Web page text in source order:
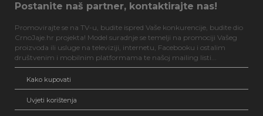
Postanite naš partner, kontaktirajte nas!
Promovirajte se na TV-u, budite ispred Vaše konkurencije, budite dio
CrnoJaje.hr projekta! Model suradnje se temelji na promociji Vašeg
proizvoda ili usluge na televiziji, internetu, Facebooku i ostalim
društvenim i mobilnim platformama te našoj mailing listi...
Kako kupovati
Uvjeti korištenja